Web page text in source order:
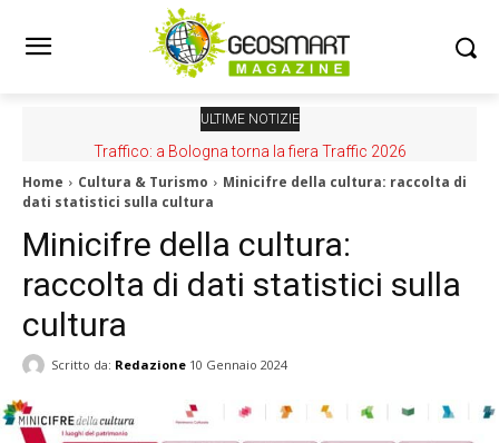
ULTIME NOTIZIE
Traffico: a Bologna torna la fiera Traffic 2026
Home Cultura & Turismo
Minicifre della cultura: raccolta di
dati statistici sulla cultura
Minicifre della cultura:
raccolta di dati statistici sulla
cultura
Scritto da: Redazione 10 Gennaio 2024